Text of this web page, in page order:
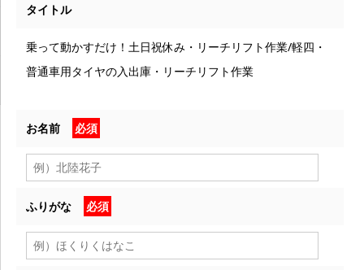
タイトル
乗って動かすだけ！土日祝休み・リーチリフト作業/軽四・
普通車用タイヤの入出庫・リーチリフト作業
お名前 必須
ふりがな 必須